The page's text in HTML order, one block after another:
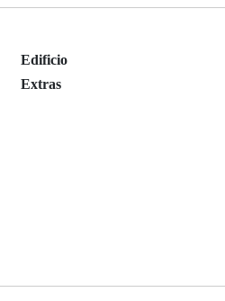
Edificio
Extras